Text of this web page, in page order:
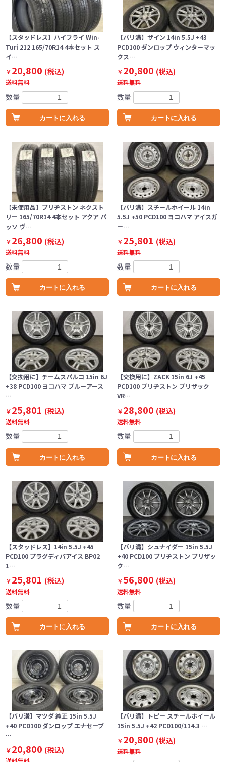
【スタッドレス】ハイフライ Win-
Turi 212 165/70R14 4本セット ス
イ…
￥20,800 (税込)
送料無料
数量
カートに入れる
【バリ溝】ザイン 14in 5.5J +43
PCD100 ダンロップ ウィンターマッ
クス…
￥20,800 (税込)
送料無料
数量
カートに入れる
【未使用品】ブリヂストン ネクスト
リー 165/70R14 4本セット アクア パ
ッソ ヴ…
￥26,800 (税込)
送料無料
数量
カートに入れる
【バリ溝】スチールホイール 14in
5.5J +50 PCD100 ヨコハマ アイスガ
ー…
￥25,801 (税込)
送料無料
数量
カートに入れる
【交換用に】チームスパルコ 15in 6J
+38 PCD100 ヨコハマ ブルーアース
…
￥25,801 (税込)
送料無料
数量
カートに入れる
【交換用に】ZACK 15in 6J +45
PCD100 ブリヂストン ブリザック
VR…
￥28,800 (税込)
送料無料
数量
カートに入れる
【スタッドレス】14in 5.5J +45
PCD100 プラグディバアイス BP02
1…
￥25,801 (税込)
送料無料
数量
カートに入れる
【バリ溝】シュナイダー 15in 5.5J
+40 PCD100 ブリヂストン ブリザッ
ク…
￥56,800 (税込)
送料無料
数量
カートに入れる
【バリ溝】マツダ 純正 15in 5.5J
+40 PCD100 ダンロップ エナセーブ
…
￥20,800 (税込)
【バリ溝】トピー スチールホイール
15in 5.5J +42 PCD100/114.3 …
￥20,800 (税込)
送料無料